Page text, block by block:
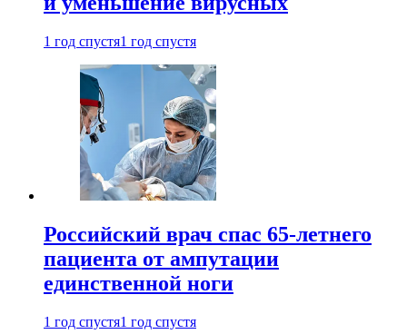
1 год спустя1 год спустя
Российский врач спас 65-летнего
пациента от ампутации
единственной ноги
1 год спустя1 год спустя